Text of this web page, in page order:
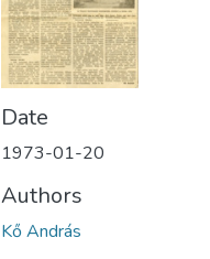
Date
1973-01-20
Authors
Kő András